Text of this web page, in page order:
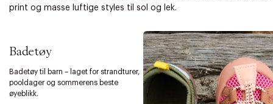
print og masse luftige styles til sol og lek.
Badetøy
Badetøy til barn – laget for strandturer,
pooldager og sommerens beste
øyeblikk.